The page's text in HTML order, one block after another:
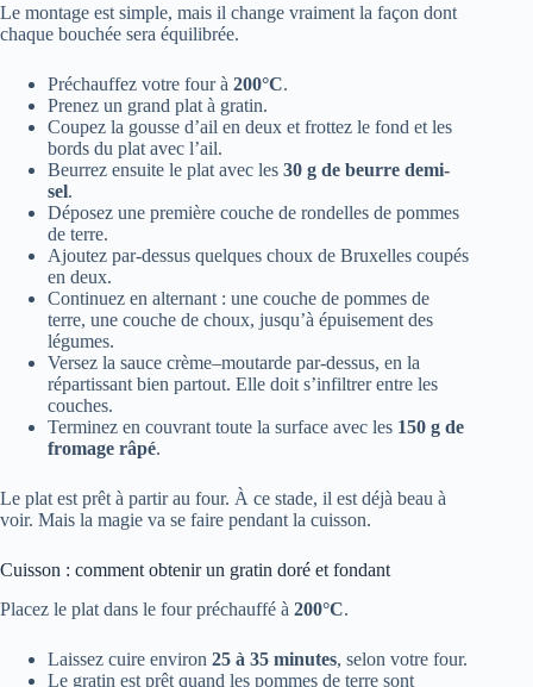
Le montage est simple, mais il change vraiment la façon dont
chaque bouchée sera équilibrée.
Préchauffez votre four à 200°C.
Prenez un grand plat à gratin.
Coupez la gousse d’ail en deux et frottez le fond et les
bords du plat avec l’ail.
Beurrez ensuite le plat avec les 30 g de beurre demi-
sel.
Déposez une première couche de rondelles de pommes
de terre.
Ajoutez par-dessus quelques choux de Bruxelles coupés
en deux.
Continuez en alternant : une couche de pommes de
terre, une couche de choux, jusqu’à épuisement des
légumes.
Versez la sauce crème–moutarde par-dessus, en la
répartissant bien partout. Elle doit s’infiltrer entre les
couches.
Terminez en couvrant toute la surface avec les 150 g de
fromage râpé.
Le plat est prêt à partir au four. À ce stade, il est déjà beau à
voir. Mais la magie va se faire pendant la cuisson.
Cuisson : comment obtenir un gratin doré et fondant
Placez le plat dans le four préchauffé à 200°C.
Laissez cuire environ 25 à 35 minutes, selon votre four.
Le gratin est prêt quand les pommes de terre sont